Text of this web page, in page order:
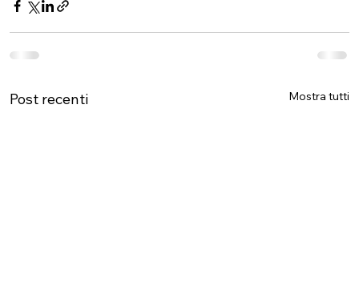
Post recenti Mostra tutti